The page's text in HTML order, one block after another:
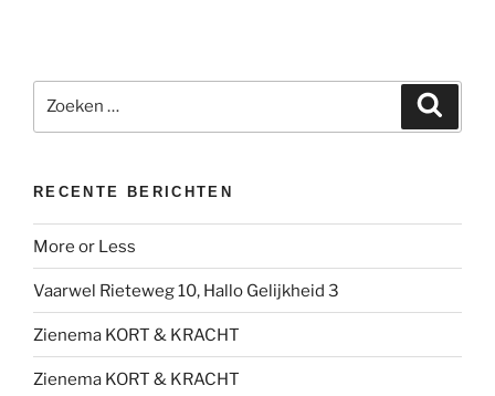
naar:
RECENTE BERICHTEN
More or Less
Vaarwel Rieteweg 10, Hallo Gelijkheid 3
Zienema KORT & KRACHT
Zienema KORT & KRACHT